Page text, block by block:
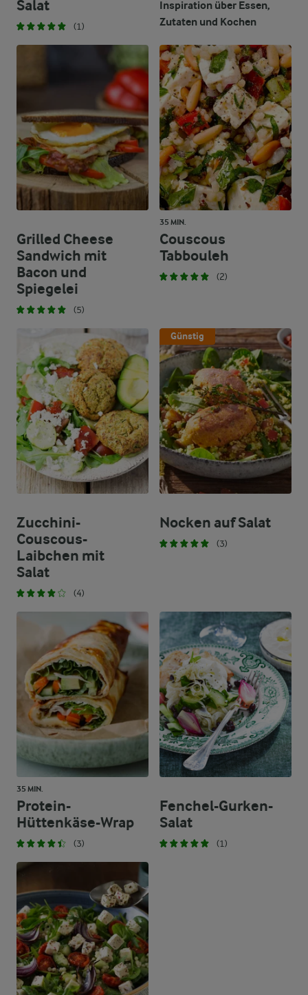
Salat
(1)
Inspiration über Essen,
Zutaten und Kochen
Grilled Cheese
Sandwich mit
Bacon und
Spiegelei
(5)
35 MIN.
Couscous
Tabbouleh
(2)
Zucchini-
Couscous-
Laibchen mit
Salat
(4)
Günstig
Nocken auf Salat
(3)
35 MIN.
Protein-
Hüttenkäse-Wrap
(3)
Fenchel-Gurken-
Salat
(1)